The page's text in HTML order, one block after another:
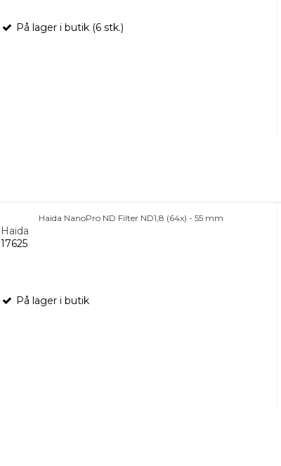
På lager i butik (6 stk.)
Haida NanoPro ND Filter ND1,8 (64x) - 55 mm
Haida
17625
På lager i butik